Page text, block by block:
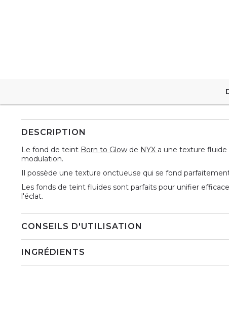
DESCRIPTION
Le fond de teint Born to Glow de NYX a une texture fluide
modulation.
Il possède une texture onctueuse qui se fond
Les fonds de teint fluides sont parfaits pour unifier
l'éclat.
CONSEILS D'UTILISATION
INGRÉDIENTS